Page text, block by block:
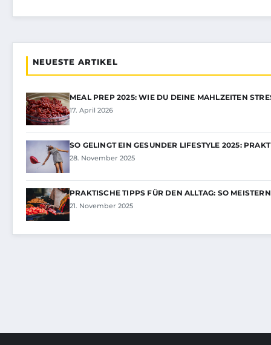
NEUESTE ARTIKEL
MEAL PREP 2025: WIE DU DEINE MAHLZEITEN
17. April 2026
SO GELINGT EIN GESUNDER LIFESTYLE 2025:
28. November 2025
PRAKTISCHE TIPPS FÜR DEN ALLTAG: SO
21. November 2025